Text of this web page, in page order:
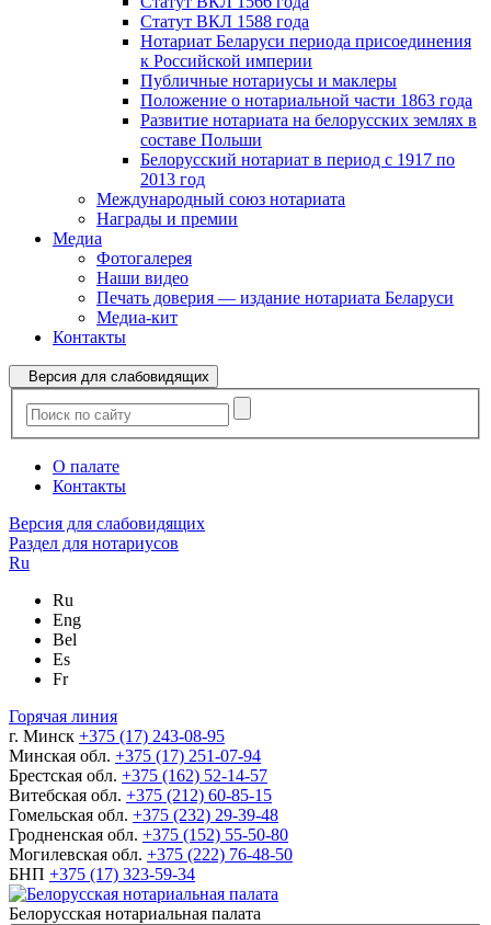
Статут ВКЛ 1588 года
Нотариат Беларуси периода присоединения
к Российской империи
Публичные нотариусы и маклеры
Положение о нотариальной части 1863 года
Развитие нотариата на белорусских землях в
составе Польши
Белорусский нотариат в период с 1917 по
2013 год
Международный союз нотариата
Награды и премии
Медиа
Фотогалерея
Наши видео
Печать доверия — издание нотариата Беларуси
Медиа-кит
Контакты
Версия для слабовидящих
О палате
Контакты
Версия для слабовидящих
Раздел для нотариусов
Ru
Ru
Eng
Bel
Es
Fr
Горячая линия
г. Минск +375 (17) 243-08-95
Минская обл. +375 (17) 251-07-94
Брестская обл. +375 (162) 52-14-57
Витебская обл. +375 (212) 60-85-15
Гомельская обл. +375 (232) 29-39-48
Гродненская обл. +375 (152) 55-50-80
Могилевская обл. +375 (222) 76-48-50
БНП +375 (17) 323-59-34
Белорусская нотариальная палата